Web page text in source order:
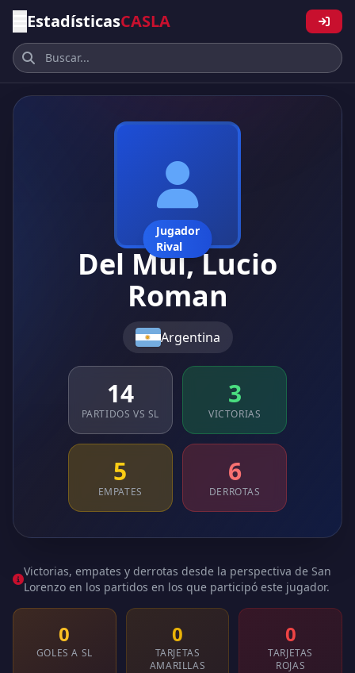
EstadísticasCASLA
Jugador
Rival
Del Mul, Lucio
Roman
Argentina
14
PARTIDOS VS SL
3
VICTORIAS
5
EMPATES
6
DERROTAS
Victorias, empates y derrotas desde la perspectiva de San
Lorenzo en los partidos en los que participó este jugador.
0
GOLES A SL
0
TARJETAS
AMARILLAS
0
TARJETAS
ROJAS